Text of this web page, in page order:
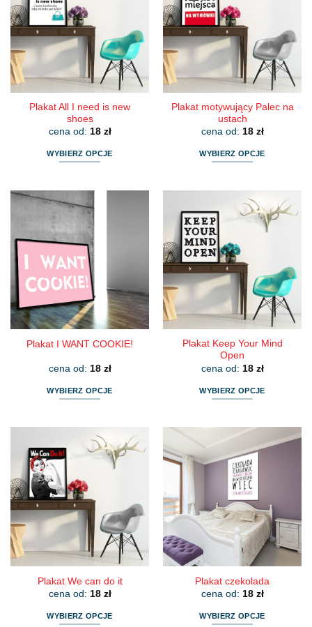
Opcje
można
wybrać
na
stronie
produktu
Opcje
można
wybrać
na
stronie
produktu
Plakat All I need is new
shoes
cena od: 18 zł
WYBIERZ OPCJE
ma
wiele
wariantów.
Opcje
można
wybrać
na
stronie
produktu
Plakat motywujący Palec na
ustach
cena od: 18 zł
WYBIERZ OPCJE
wiele
wariantów.
Opcje
można
wybrać
na
stronie
produktu
Plakat I WANT COOKIE!
cena od: 18 zł
WYBIERZ OPCJE
wiele
wariantów.
Opcje
można
wybrać
na
stronie
produktu
Plakat Keep Your Mind
Open
cena od: 18 zł
WYBIERZ OPCJE
wiele
wariantów.
Opcje
można
wybrać
na
stronie
produktu
Plakat We can do it
cena od: 18 zł
WYBIERZ OPCJE
Plakat czekolada
cena od: 18 zł
WYBIERZ OPCJE